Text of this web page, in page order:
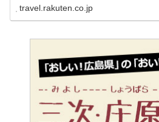
travel.rakuten.co.jp